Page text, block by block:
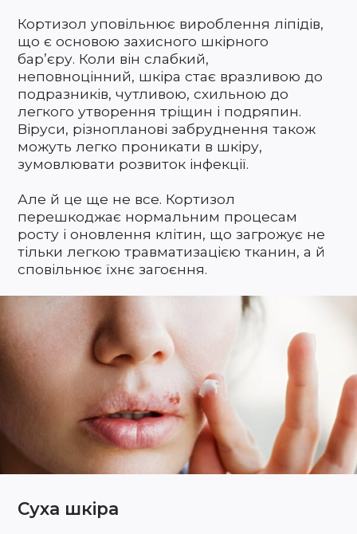
Кортизол уповільнює вироблення ліпідів,
що є основою захисного шкірного
бар’єру. Коли він слабкий,
неповноцінний, шкіра стає вразливою до
подразників, чутливою, схильною до
легкого утворення тріщин і подряпин.
Віруси, різнопланові забруднення також
можуть легко проникати в шкіру,
зумовлювати розвиток інфекції.
Але й це ще не все. Кортизол
перешкоджає нормальним процесам
росту і оновлення клітин, що загрожує не
тільки легкою травматизацією тканин, а й
сповільнює їхнє загоєння.
Суха шкіра